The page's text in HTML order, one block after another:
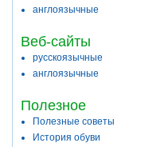
англоязычные
Веб-сайты
русскоязычные
англоязычные
Полезное
Полезные советы
История обуви